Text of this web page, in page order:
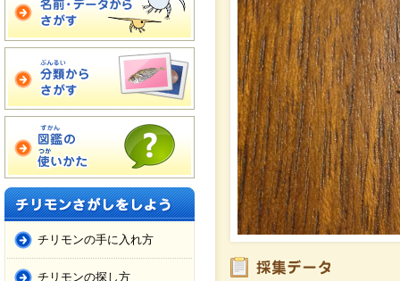
チリモンの手に入れ方
チリモンの探し方